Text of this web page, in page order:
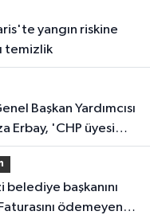
temizlik
Erbay, 'CHP üyesi
emek ister, yürek
ödemeyen